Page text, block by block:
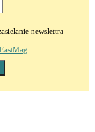
newslettra -